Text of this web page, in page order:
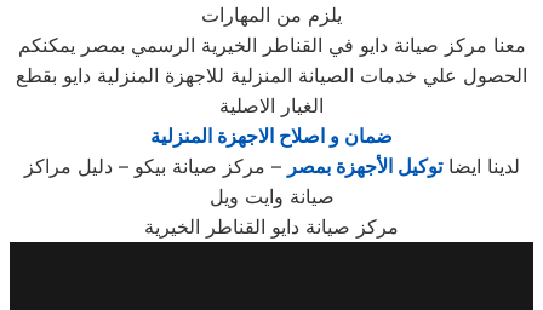
يلزم من المهارات
معنا مركز صيانة دايو في القناطر الخيرية الرسمي بمصر يمكنكم
الحصول علي خدمات الصيانة المنزلية للاجهزة المنزلية دايو بقطع
الغيار الاصلية
ضمان و اصلاح الاجهزة المنزلية
لدينا ايضاتوكيل الأجهزة بمصر – مركز صيانة بيكو – دليل مراكز
صيانة وايت ويل
مركز صيانة دايو القناطر الخيرية